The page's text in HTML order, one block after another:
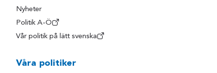
Nyheter
Politik A-Ö
Vår politik på lätt svenska
Våra politiker